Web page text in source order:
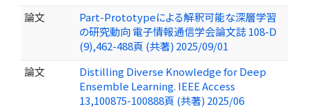
論文
Part-Prototypeによる解釈可能な深層学習
の研究動向 電子情報通信学会論文誌 108-D
(9),462-488頁 (共著) 2025/09/01
論文
Distilling Diverse Knowledge for Deep
Ensemble Learning. IEEE Access
13,100875-100888頁 (共著) 2025/06